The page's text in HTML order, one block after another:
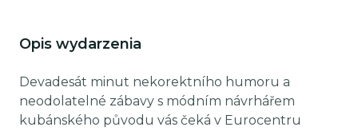
Opis wydarzenia
Devadesát minut nekorektního humoru a
neodolatelné zábavy s módním návrhářem
kubánského původu vás čeká v Eurocentru